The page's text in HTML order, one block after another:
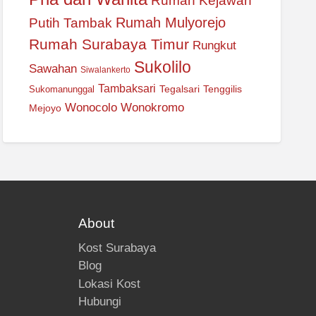
Putih Tambak Rumah Mulyorejo
Rumah Surabaya Timur Rungkut
Sawahan Siwalankerto Sukolilo
Sukomanunggal Tambaksari Tegalsari Tenggilis
Mejoyo Wonocolo Wonokromo
About
Kost Surabaya
Blog
Lokasi Kost
Hubungi